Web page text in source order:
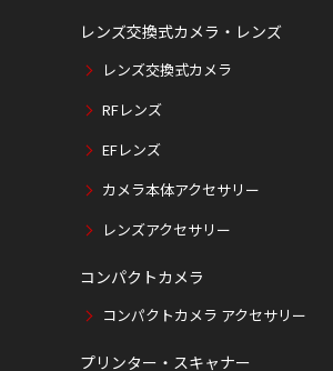
レンズ交換式カメラ・レンズ
レンズ交換式カメラ
RFレンズ
EFレンズ
カメラ本体アクセサリー
レンズアクセサリー
コンパクトカメラ
コンパクトカメラ アクセサリー
プリンター・スキャナー